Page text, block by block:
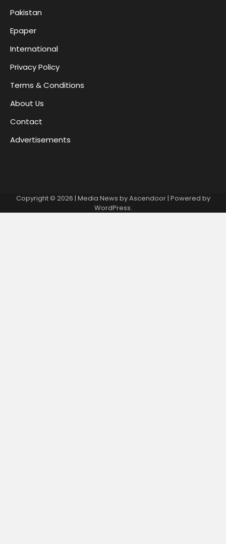
Pakistan
Epaper
International
Privacy Policy
Terms & Conditions
About Us
Contact
Advertisements
Copyright © 2026 | Media News byAscendoor| Powered by
WordPress.